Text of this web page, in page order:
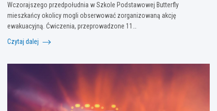
Wczorajszego przedpołudnia w Szkole Podstawowej Butterfly
mieszkańcy okolicy mogli obserwować zorganizowaną akcję
ewakuacyjną. Ćwiczenia, przeprowadzone 11…
Czytaj dalej